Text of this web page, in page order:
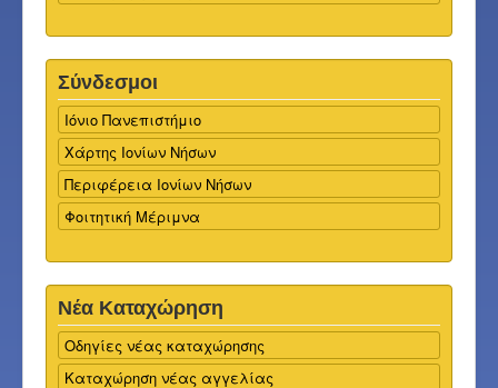
Σύνδεσμοι
Ιόνιο Πανεπιστήμιο
Χάρτης Ιονίων Νήσων
Περιφέρεια Ιονίων Νήσων
Φοιτητική Μέριμνα
Νέα Καταχώρηση
Οδηγίες νέας καταχώρησης
Καταχώρηση νέας αγγελίας